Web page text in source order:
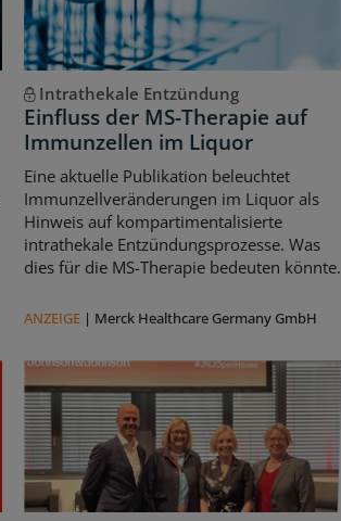
Intrathekale Entzündung
Einfluss der MS-Therapie auf
Immunzellen im Liquor
Eine aktuelle Publikation beleuchtet
Immunzellveränderungen im Liquor als
Hinweis auf kompartimentalisierte
intrathekale Entzündungsprozesse. Was
dies für die MS-Therapie bedeuten könnte.
ANZEIGE | Merck Healthcare Germany GmbH